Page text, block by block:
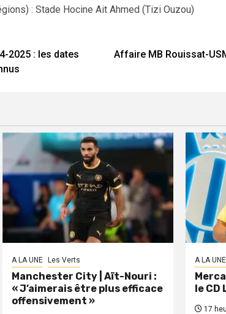
: Stade Hocine Ait Ahmed (Tizi Ouzou)
2025 : les dates
Affaire MB Rouissat-
A LA UNE Les Verts
Manchester City | Aït-Nouri :
« J’aimerais être plus efficace
offensivement »
A LA UNE
le CD
17